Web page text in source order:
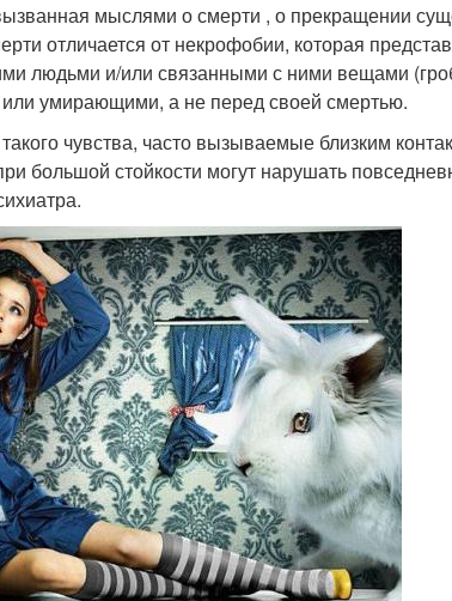
мыслями о смерти , о прекращении
отличается от некрофобии, которая
людьми и/или связанными с ними вещами
умирающими, а не перед своей смертью.
чувства, часто вызываемые близким
большой стойкости могут нарушать